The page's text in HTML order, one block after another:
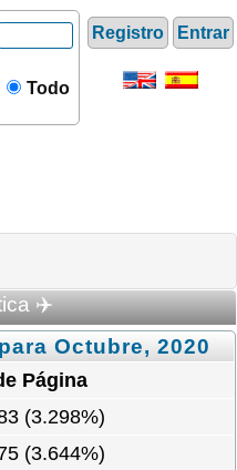
Registro Entrar
Todo
✈️
Octubre, 2020
Página
(3.298%)
(3.644%)